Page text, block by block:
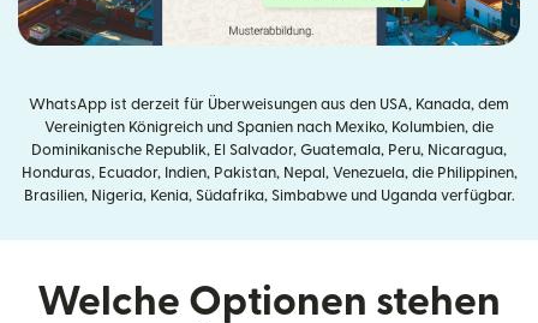
WhatsApp ist derzeit für Überweisungen aus den USA, Kanada, dem
Vereinigten Königreich und Spanien nach Mexiko, Kolumbien, die
Dominikanische Republik, El Salvador, Guatemala, Peru, Nicaragua,
Honduras, Ecuador, Indien, Pakistan, Nepal, Venezuela, die Philippinen,
Brasilien, Nigeria, Kenia, Südafrika, Simbabwe und Uganda verfügbar.
Welche Optionen stehen